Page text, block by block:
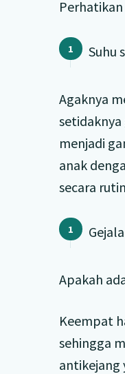
Suhu
Agaknya
menjadi
anak
secara
Apakah
Keempat
sehingga
antikejang